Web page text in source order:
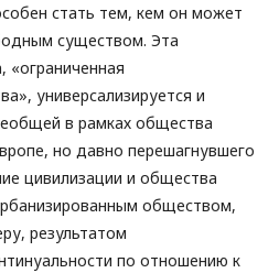
стать тем, кем он может
существом. Эта
«ограниченная
универсализируется и
в рамках общества
но давно перешагнувшего
цивилизации и общества
обществом,
результатом
по отношению к